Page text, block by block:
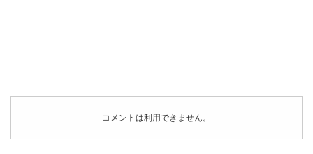
コメントは利用できません。